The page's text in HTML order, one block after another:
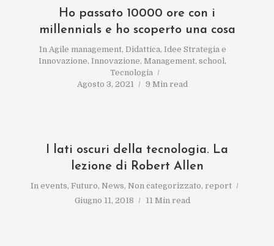
Ho passato 10000 ore con i
millennials e ho scoperto una cosa
In Agile management, Didattica, Idee Strategia e
Innovazione, Innovazione, Management, school,
Tecnologia
Agosto 3, 2021
9 Min read
I lati oscuri della tecnologia. La
lezione di Robert Allen
In events, Futuro, News, Non categorizzato, report
Giugno 11, 2018
11 Min read